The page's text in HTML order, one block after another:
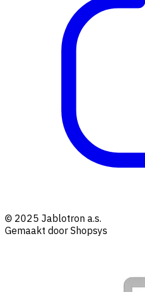
© 2025 Jablotron a.s.
Gemaakt door Shopsys